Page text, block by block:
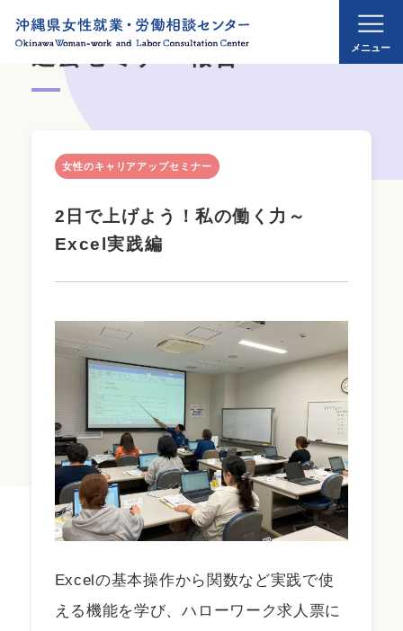
過去セミナー報告
女性のキャリアアップセミナー
2日で上げよう！私の働く力～
Excel実践編
Excelの基本操作から関数など実践で使
える機能を学び、ハローワーク求人票に